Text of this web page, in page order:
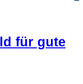
für gute